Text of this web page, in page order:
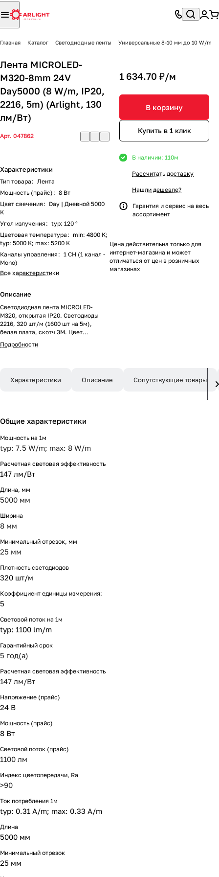
Главная Каталог Светодиодные ленты Универсальные 8-10 мм до 10 W/m
Лента MICROLED-
M320-8mm 24V
Day5000 (8 W/m, IP20,
2216, 5m) (Arlight, 130
лм/Вт)
Арт. 047862
Характеристики
Тип товара : Лента
Мощность (прайс) : 8 Вт
Цвет свечения : Day | Дневной 5000
K
Угол излучения : typ: 120 °
Цветовая температура : min: 4800 K;
typ: 5000 K; max: 5200 K
Каналы управления : 1 CH (1 канал -
Mono)
Все характеристики
Описание
Светодиодная лента MICROLED-
M320, открытая IP20. Светодиоды
2216, 320 шт/м (1600 шт на 5м),
белая плата, скотч 3M. Цвет
ДНЕВНОЙ 5000K, цветопередача
CRI>90 , угол 120°. Питание 24 В,
Подробности
1 634.70 ₽/м
В корзину
Купить в 1 клик
В наличии: 110м
Рассчитать доставку
Нашли дешевле?
Гарантия и сервис на весь
ассортимент
Цена действительна только для
интернет-магазина и может
отличаться от цен в розничных
магазинах
Характеристики Описание Сопутствующие товары
Общие характеристики
Мощность на 1м
typ: 7.5 W/m; max: 8 W/m
Расчетная световая эффективность
147 лм/Вт
Длина, мм
5000 мм
Ширина
8 мм
Минимальный отрезок, мм
25 мм
Плотность светодиодов
320 шт/м
Коэффициент единицы измерения:
5
Световой поток на 1м
typ: 1100 lm/m
Гарантийный срок
5 год(а)
Расчетная световая эффективность
147 лм/Вт
Напряжение (прайс)
24 В
Мощность (прайс)
8 Вт
Световой поток (прайс)
1100 лм
Индекс цветопередачи, Ra
>90
Ток потребления 1м
typ: 0.31 A/m; max: 0.33 A/m
Длина
5000 мм
Минимальный отрезок
25 мм